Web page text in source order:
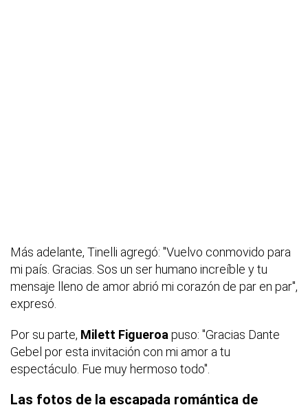
Más adelante, Tinelli agregó: "Vuelvo conmovido para
mi país. Gracias. Sos un ser humano increíble y tu
mensaje lleno de amor abrió mi corazón de par en par",
expresó.
Por su parte, Milett Figueroapuso: "Gracias Dante
Gebel por esta invitación con mi amor a tu
espectáculo. Fue muy hermoso todo".
Las fotos de la escapada romántica de